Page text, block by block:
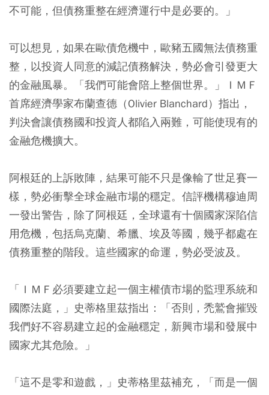
不可能，但債務重整在經濟運行中是必要的。」
可以想見，如果在歐債危機中，歐豬五國無法債務重
整，以投資人同意的減記債務解決，勢必會引發更大
的金融風暴。「我們可能會陪上整個世界。」ＩＭＦ
首席經濟學家布蘭查德（Olivier Blanchard）指出，
判決會讓債務國和投資人都陷入兩難，可能使現有的
金融危機擴大。
阿根廷的上訴敗陣，結果可能不只是像輸了世足賽一
樣，勢必衝擊全球金融市場的穩定。信評機構穆迪周
一發出警告，除了阿根廷，全球還有十個國家深陷信
用危機，包括烏克蘭、希臘、埃及等國，幾乎都處在
債務重整的階段。這些國家的命運，勢必受波及。
「ＩＭＦ必須要建立起一個主權債市場的監理系統和
國際法庭，」史蒂格里茲指出：「否則，禿鷲會摧毀
我們好不容易建立起的金融穩定，新興市場和發展中
國家尤其危險。」
「這不是零和遊戲，」史蒂格里茲補充，「而是一個